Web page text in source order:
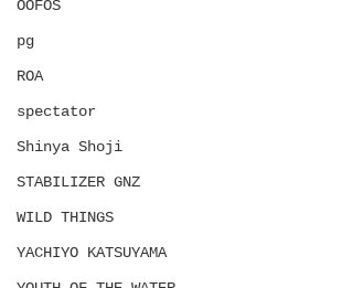
OOFOS
pg
ROA
spectator
Shinya Shoji
STABILIZER GNZ
WILD THINGS
YACHIYO KATSUYAMA